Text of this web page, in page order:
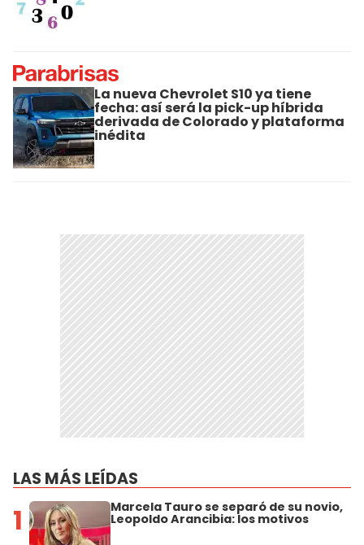
La nueva Chevrolet S10 ya tiene
fecha: así será la pick-up híbrida
derivada de Colorado y plataforma
inédita
LAS MÁS LEÍDAS
1 Marcela Tauro se separó de su novio,
Leopoldo Arancibia: los motivos